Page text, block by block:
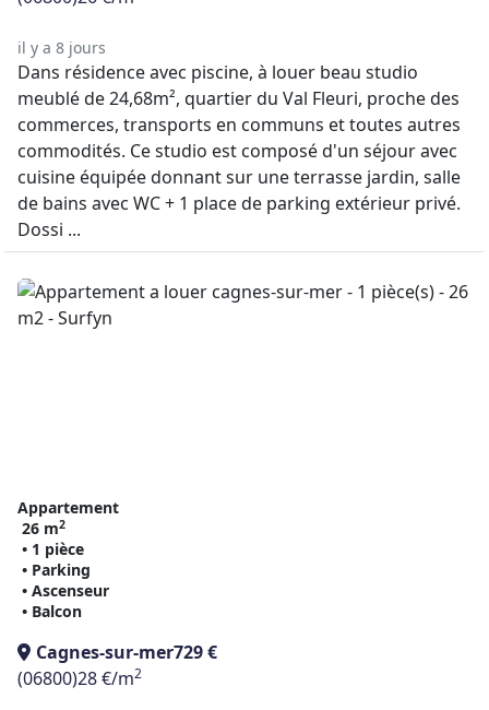
il y a 8 jours
Dans résidence avec piscine, à louer beau studio
meublé de 24,68m², quartier du Val Fleuri, proche des
commerces, transports en communs et toutes autres
commodités. Ce studio est composé d'un séjour avec
cuisine équipée donnant sur une terrasse jardin, salle
de bains avec WC + 1 place de parking extérieur privé.
Dossi ...
Appartement
26 m2
• 1 pièce
• Parking
• Ascenseur
• Balcon
Cagnes-sur-mer729 €
(06800)28 €/m2